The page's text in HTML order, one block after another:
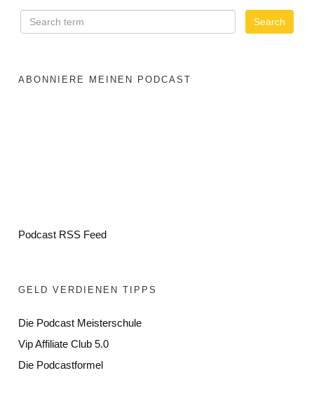
ABONNIERE MEINEN PODCAST
Podcast RSS Feed
GELD VERDIENEN TIPPS
Die Podcast Meisterschule
Vip Affiliate Club 5.0
Die Podcastformel